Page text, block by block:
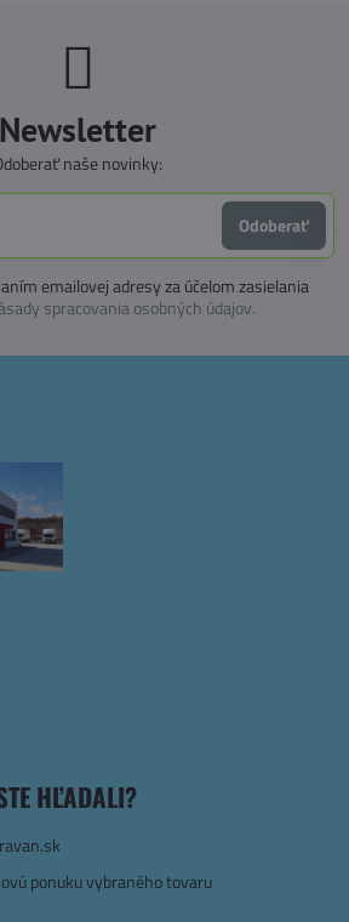
Newsletter
naše novinky:
Odoberať
emailovej adresy za účelom zasielania
spracovania osobných údajov.
HĽADALI?
ponuku vybraného tovaru